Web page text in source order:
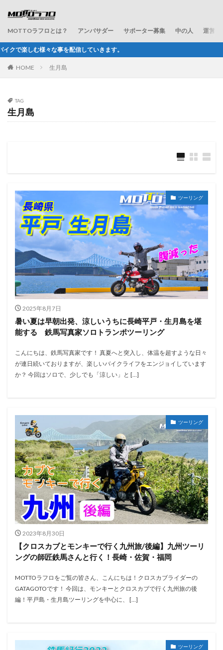
MOTTOラフロとは？ アンバサダー サポーター募集 中の人 運営会
ていきます。
HOME 生月島
TAG
生月島
ツーリング
2025年8月7日
暑い夏は早朝出発、涼しいうちに長崎平戸・生月島を堪
能する 鉄馬写真家ソロトランポツーリング
こんにちは、鉄馬写真家です！ 真夏へと突入し、体温を超すような日々
が連日続いておりますが、楽しいバイクライフをエンジョイしています
か？ 今回はソロで、少しでも「涼しい」と […]
ツーリング
2023年8月30日
【クロスカブとモンキーで行く九州旅/後編】九州ツーリ
ングの師匠鉄馬さんと行く！長崎・佐賀・福岡
MOTTOラフロをご覧の皆さん、こんにちは！クロスカブライダーの
GATAGOTOです！ 今回は、モンキーとクロスカブで行く九州旅の後
編！平戸島・生月島ツーリングを中心に、 […]
ツーリング